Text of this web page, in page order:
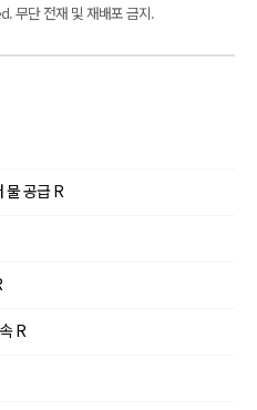
무단 전재 및 재배포 금지.
물 공급 R
R